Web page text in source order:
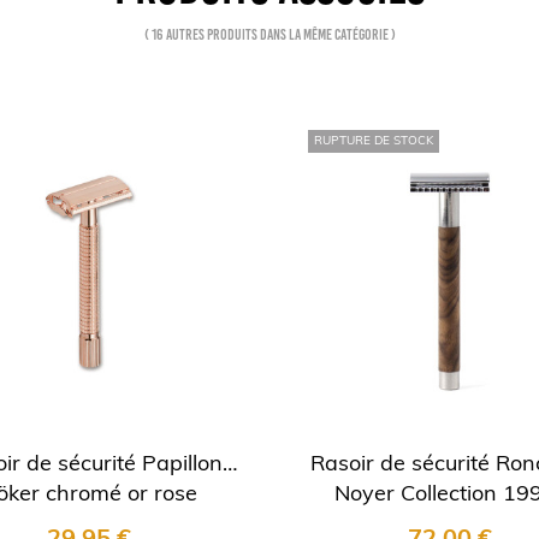
( 16 autres produits dans la même catégorie )
de sécurité Papillon
chromé or rose
RUPTURE DE STOCK
Rasoir de sécurité
Noyer Collection